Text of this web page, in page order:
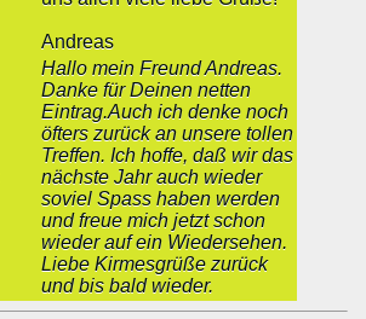
Andreas
Hallo mein Freund Andreas.
Danke für Deinen netten
Eintrag.Auch ich denke noch
öfters zurück an unsere tollen
Treffen. Ich hoffe, daß wir das
nächste Jahr auch wieder
soviel Spass haben werden
und freue mich jetzt schon
wieder auf ein Wiedersehen.
Liebe Kirmesgrüße zurück
und bis bald wieder.